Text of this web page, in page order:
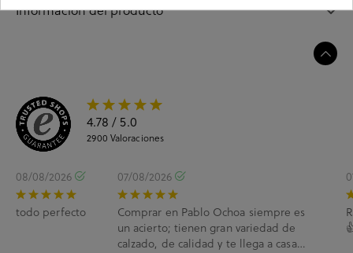
Información del producto
4.78 / 5.0
2900 Valoraciones
08/08/2026
todo perfecto
07/08/2026
Comprar en Pablo Ochoa siempre es
un acierto; tienen gran variedad de
calzado, de calidad y te llega a casa